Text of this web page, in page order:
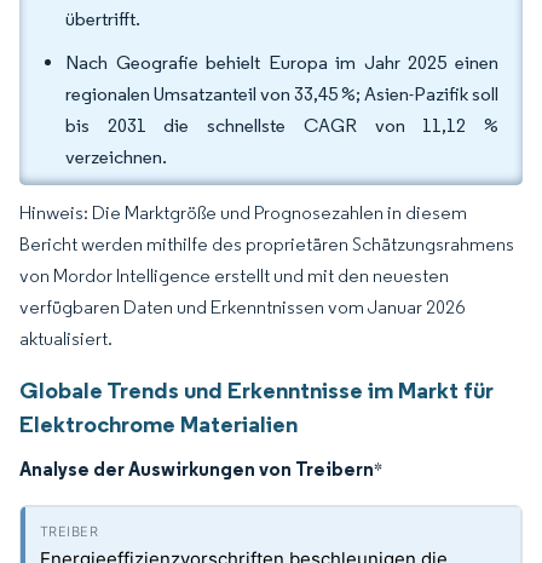
übertrifft.
Nach Geografie behielt Europa im Jahr 2025 einen
regionalen Umsatzanteil von 33,45 %; Asien-Pazifik soll
bis 2031 die schnellste CAGR von 11,12 %
verzeichnen.
Hinweis: Die Marktgröße und Prognosezahlen in diesem
Bericht werden mithilfe des proprietären Schätzungsrahmens
von Mordor Intelligence erstellt und mit den neuesten
verfügbaren Daten und Erkenntnissen vom Januar 2026
aktualisiert.
Globale Trends und Erkenntnisse im Markt für
Elektrochrome Materialien
Analyse der Auswirkungen von Treibern*